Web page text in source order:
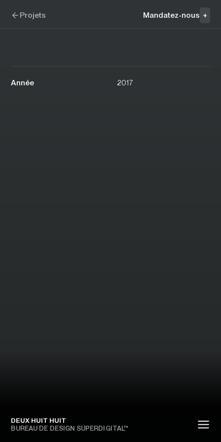
DEUX HUIT HUIT
BUREAU DE DESIGN SUPERDIGITAL™
Projets Mandatez-nous +
Année 2017